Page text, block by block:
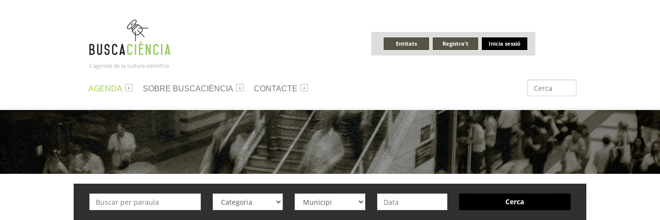
L’agenda de la cultura científica
Inicia sessió
Registra't
Entitats
AGENDA SOBRE BUSCACIÈNCIA CONTACTE
Cerca